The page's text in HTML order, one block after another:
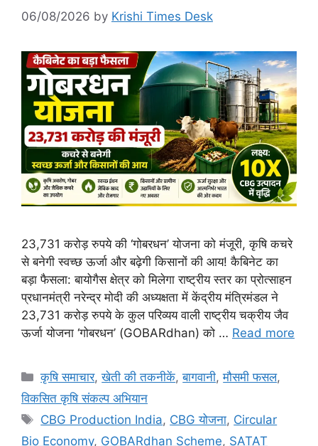
06/08/2026 by Krishi Times Desk
23,731 करोड़ रुपये की ‘गोबरधन’ योजना को मंजूरी, कृषि कचरे
से बनेगी स्वच्छ ऊर्जा और बढ़ेगी किसानों की आय! कैबिनेट का
बड़ा फैसला: बायोगैस क्षेत्र को मिलेगा राष्ट्रीय स्तर का प्रोत्साहन
प्रधानमंत्री नरेन्द्र मोदी की अध्यक्षता में केंद्रीय मंत्रिमंडल ने
23,731 करोड़ रुपये के कुल परिव्यय वाली राष्ट्रीय चक्रीय जैव
ऊर्जा योजना ‘गोबरधन’ (GOBARdhan) को … Read more
कृषि समाचार,खेती की तकनीकें,बागवानी,मौसमी फसल,
विकसित कृषि संकल्प अभियान
CBG Production India, CBG योजना, Circular
Bio Economy, GOBARdhan Scheme, SATAT